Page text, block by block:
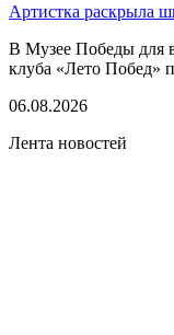
Артистка раскрыла
В Музее Победы для
клуба «Лето Побед»
06.08.2026
Лента новостей